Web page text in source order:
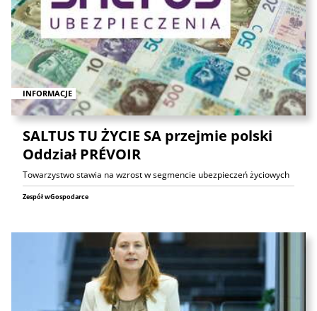
INFORMACJE
SALTUS TU ŻYCIE SA przejmie polski
Oddział PRÉVOIR
Towarzystwo stawia na wzrost w segmencie ubezpieczeń życiowych
Zespół wGospodarce